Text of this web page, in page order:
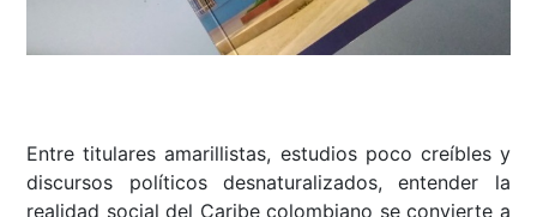
Entre titulares amarillistas, estudios poco creíbles y
discursos políticos desnaturalizados, entender la
realidad social del Caribe colombiano se convierte a